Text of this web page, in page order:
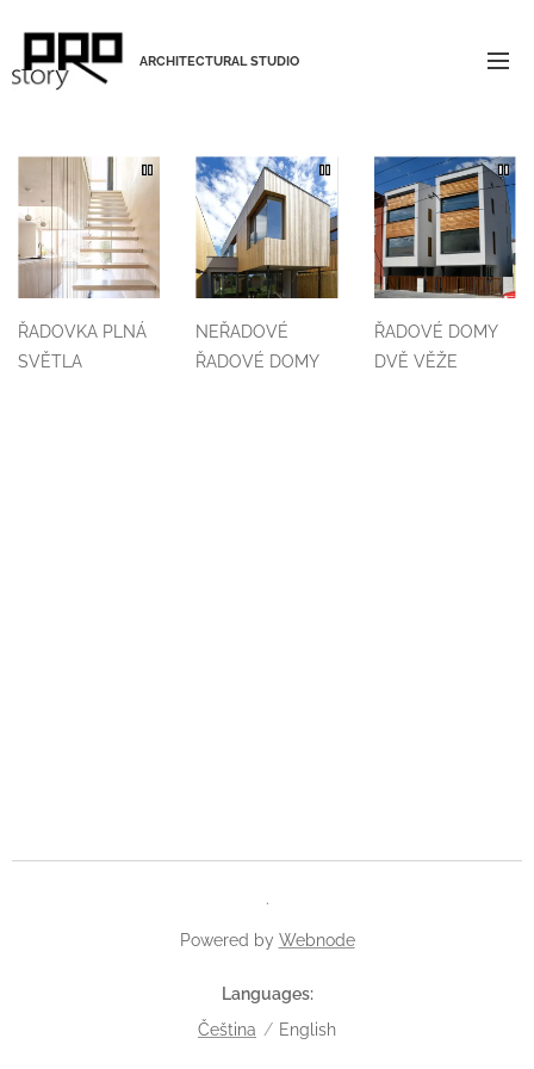
ARCHITECTURAL STUDIO
ŘADOVKA PLNÁ
SVĚTLA
NEŘADOVÉ
ŘADOVÉ DOMY
ŘADOVÉ DOMY
DVĚ VĚŽE
.
Powered by Webnode
Languages
Čeština
English